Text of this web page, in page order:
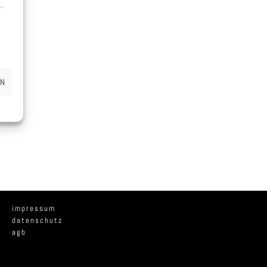
impressum
datenschutz
agb